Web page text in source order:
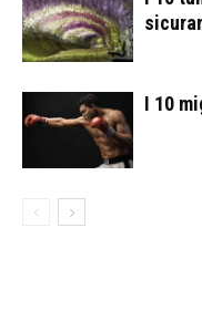
I 10